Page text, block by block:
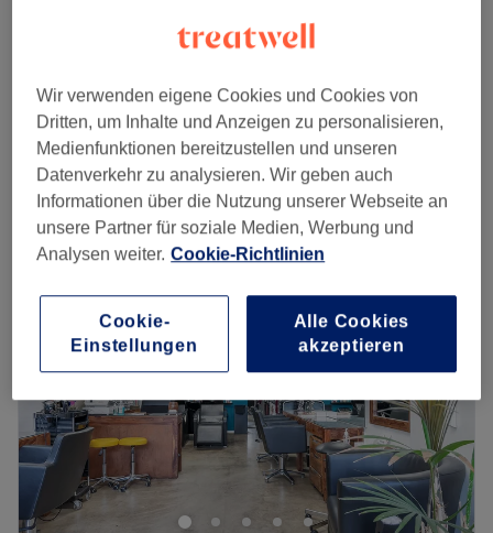
Damen - Ansatzfarbe & Föhnen
Damen - Ansatzfarbe, Schnitt & Föhnen
2 Std.
ab110 €
Schnellansicht Saloninfos
Montag
Geschlossen
Dienstag
Donnerstag
09:30–17:00
Freitag
09:30–17:00
Samstag
09:00–14:00
Im Friseursalon Haarmonie in Düsseldrof ist der Name
Programm. Hier dreht sich alles um tolle Haarschnitte und
stylische Farben. Deinen Wunschtermin bekommst du
einfach und bequem online oder per App mit Treatwell!
Wir verwenden eigene Cookies und Cookies von
Dritten, um Inhalte und Anzeigen zu personalisieren,
Medienfunktionen bereitzustellen und unseren
Datenverkehr zu analysieren. Wir geben auch
Informationen über die Nutzung unserer Webseite an
unsere Partner für soziale Medien, Werbung und
Analysen weiter. Cookie-Richtlinien
Cookie-
Einstellungen
Alle Cookies
akzeptieren